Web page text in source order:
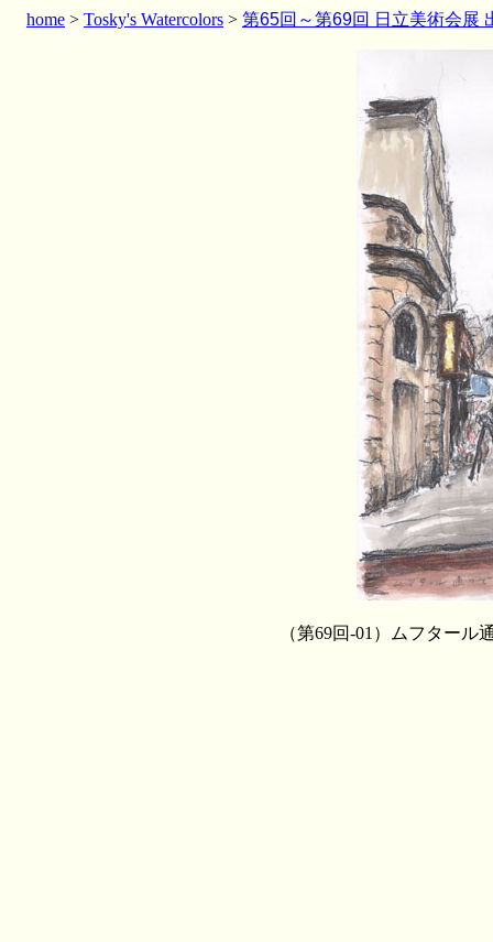
home > Tosky's Watercolors > 第65回～第69回 日立美術会展
（第69回-01）ムフタール